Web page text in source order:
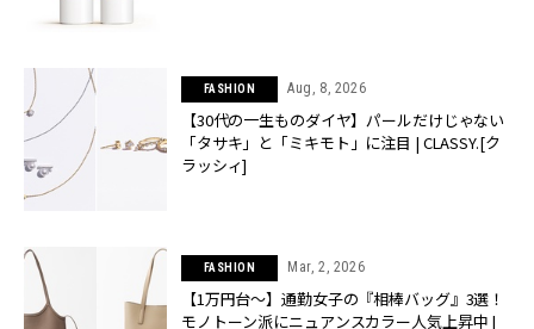
FASHION Aug, 8, 2026
【30代の一生ものダイヤ】パールだけじゃない
「タサキ」と「ミキモト」に注目 | CLASSY.[ク
ラッシィ]
FASHION Mar, 2, 2026
【1万円台〜】通勤女子の『相棒バッグ』3選！
モノトーン派にニュアンスカラー人気上昇中 |